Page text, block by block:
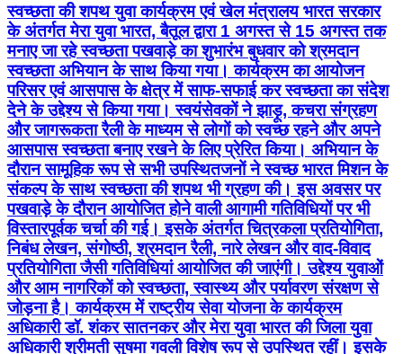
स्वच्छता की शपथ युवा कार्यक्रम एवं खेल मंत्रालय भारत सरकार
के अंतर्गत मेरा युवा भारत, बैतूल द्वारा 1 अगस्त से 15 अगस्त तक
मनाए जा रहे स्वच्छता पखवाड़े का शुभारंभ बुधवार को श्रमदान
स्वच्छता अभियान के साथ किया गया। कार्यक्रम का आयोजन
परिसर एवं आसपास के क्षेत्र में साफ-सफाई कर स्वच्छता का संदेश
देने के उद्देश्य से किया गया। स्वयंसेवकों ने झाड़ू, कचरा संग्रहण
और जागरूकता रैली के माध्यम से लोगों को स्वच्छ रहने और अपने
आसपास स्वच्छता बनाए रखने के लिए प्रेरित किया। अभियान के
दौरान सामूहिक रूप से सभी उपस्थितजनों ने स्वच्छ भारत मिशन के
संकल्प के साथ स्वच्छता की शपथ भी ग्रहण की। इस अवसर पर
पखवाड़े के दौरान आयोजित होने वाली आगामी गतिविधियों पर भी
विस्तारपूर्वक चर्चा की गई। इसके अंतर्गत चित्रकला प्रतियोगिता,
निबंध लेखन, संगोष्ठी, श्रमदान रैली, नारे लेखन और वाद-विवाद
प्रतियोगिता जैसी गतिविधियां आयोजित की जाएंगी। उद्देश्य युवाओं
और आम नागरिकों को स्वच्छता, स्वास्थ्य और पर्यावरण संरक्षण से
जोड़ना है। कार्यक्रम में राष्ट्रीय सेवा योजना के कार्यक्रम
अधिकारी डॉ. शंकर सातनकर और मेरा युवा भारत की जिला युवा
अधिकारी श्रीमती सुषमा गवली विशेष रूप से उपस्थित रहीं। इसके